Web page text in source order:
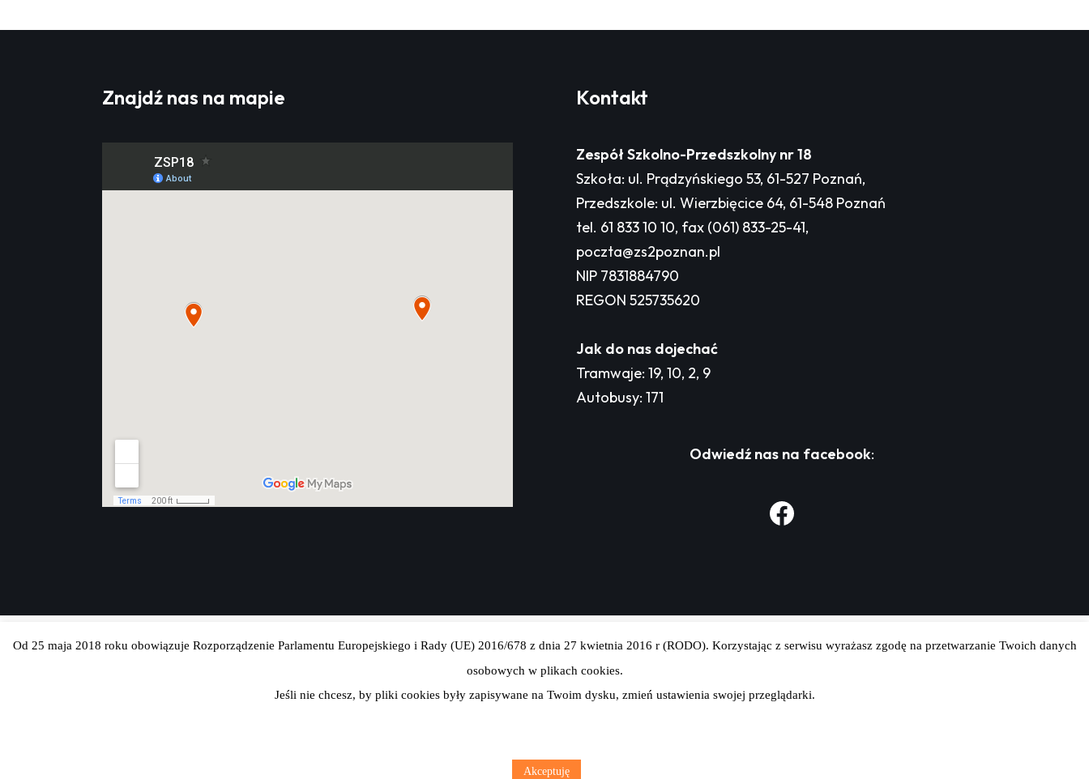
Znajdź nas na mapie Kontakt
Zespół Szkolno-Przedszkolny nr 18
Szkoła: ul. Prądzyńskiego 53, 61-527 Poznań,
Przedszkole: ul. Wierzbięcice 64, 61-548 Poznań
tel. 61 833 10 10, fax (061) 833-25-41,
poczta@zs2poznan.pl
NIP 7831884790
REGON 525735620
Jak do nas dojechać
Tramwaje: 19, 10, 2, 9
Autobusy: 171
Odwiedź nas na facebook:
Od 25 maja 2018 roku obowiązuje Rozporządzenie Parlamentu Europejskiego i Rady (UE) 2016/678 z dnia 27 kwietnia 2016 r (RODO). Korzystając z serwisu wyrażasz zgodę na przetwarzanie Twoich danych
osobowych w plikach cookies.
Jeśli nie chcesz, by pliki cookies były zapisywane na Twoim dysku, zmień ustawienia swojej przeglądarki.
Akceptuję